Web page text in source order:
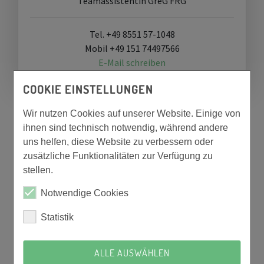
Tel. +49 8551 57-1048
Mobil +49 151 74497566
E-Mail schreiben
ANSCHRIFT, PARKSITUATION UND
zur Verfügung, wir bitten dich aber nach
COOKIE EINSTELLUNGEN
Wir nutzen Cookies auf unserer Website. Einige von
ihnen sind technisch notwendig, während andere
uns helfen, diese Website zu verbessern oder
zusätzliche Funktionalitäten zur Verfügung zu
stellen.
Notwendige Cookies
Statistik
ALLE AUSWÄHLEN